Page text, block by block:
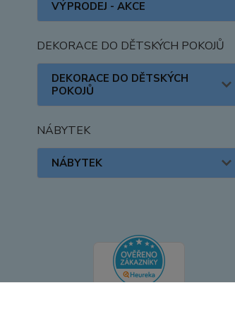
VÝPRODEJ - AKCE
DEKORACE DO DĚTSKÝCH POKOJŮ
DEKORACE DO DĚTSKÝCH
POKOJŮ
NÁBYTEK
NÁBYTEK